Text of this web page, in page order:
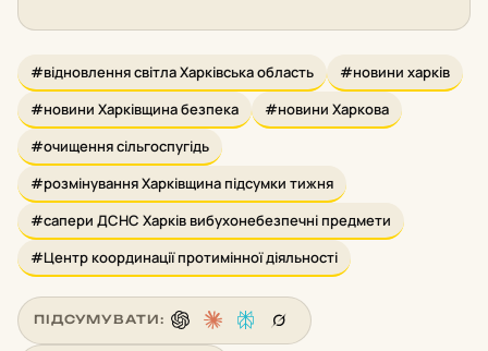
#відновлення світла Харківська область
#новини харків
#новини Харківщина безпека
#новини Харкова
#очищення сільгоспугідь
#розмінування Харківщина підсумки тижня
#сапери ДСНС Харків вибухонебезпечні предмети
#Центр координації протимінної діяльності
ПІДСУМУВАТИ: